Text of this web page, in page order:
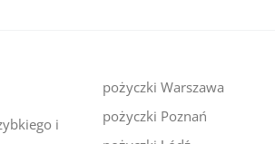
pożyczki Warszawa
pożyczki Poznań
i